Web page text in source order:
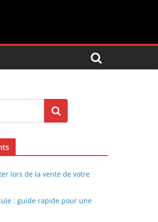
Search
lors de la vente de votre
: guide rapide pour une